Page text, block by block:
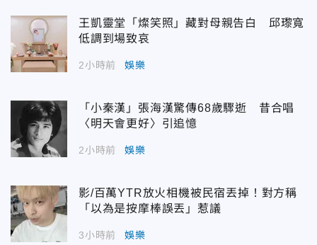
王凱靈堂「燦笑照」藏對母親告白 邱瓈寬
低調到場致哀
2小時前 娛樂
「小秦漢」張海漢驚傳68歲驟逝 昔合唱
〈明天會更好〉引追憶
2小時前 娛樂
影/百萬YTR放火相機被民宿丟掉！對方稱
「以為是按摩棒誤丟」惹議
3小時前 娛樂